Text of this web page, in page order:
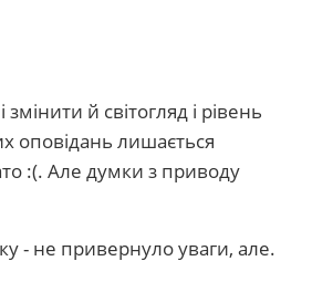
й світогляд і рівень
оповідань лишається
:(. Але думки з приводу
- не привернуло уваги, але.